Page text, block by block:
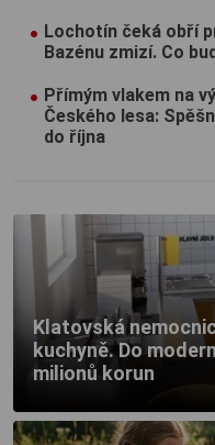
Lochotín čeká obří
Bazénu zmizí. Co
Přímým vlakem na
Českého lesa:
do října
Klatovská
kuchyně. Do
milionů korun